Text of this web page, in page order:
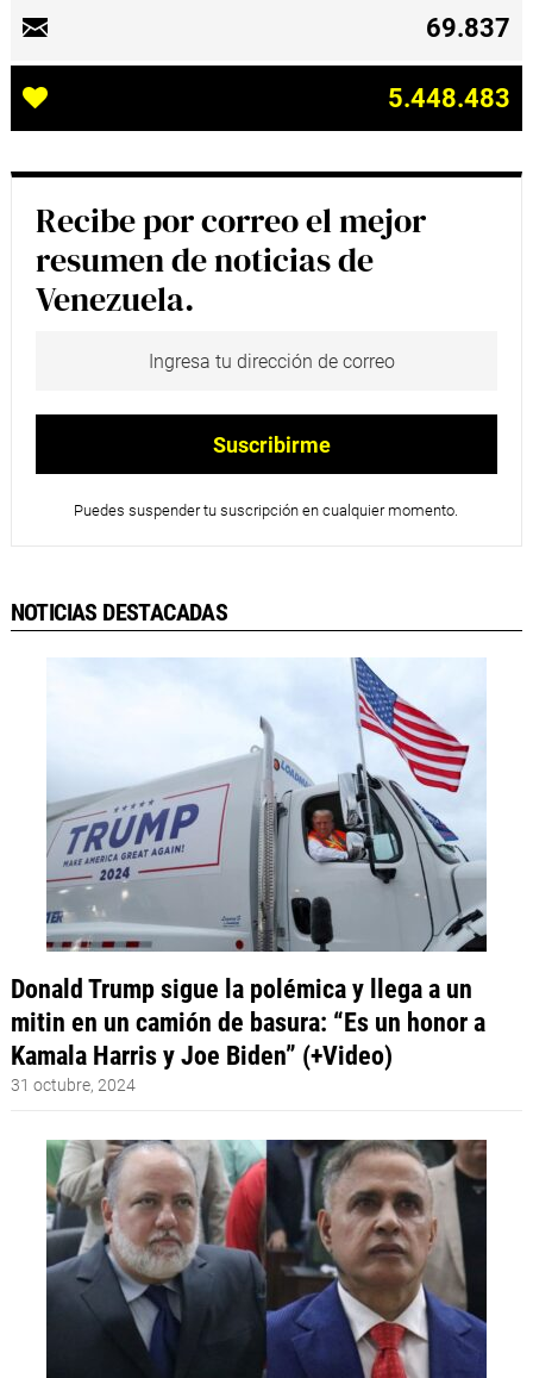
69.837
5.448.483
Recibe por correo el mejor
resumen de noticias de
Venezuela.
Puedes suspender tu suscripción en cualquier momento.
NOTICIAS DESTACADAS
Donald Trump sigue la polémica y llega a un
mitin en un camión de basura: “Es un honor a
Kamala Harris y Joe Biden” (+Video)
31 octubre, 2024